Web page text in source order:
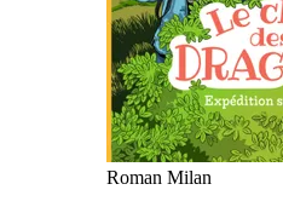
Roman Milan